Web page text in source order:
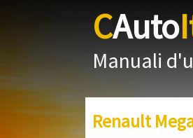
CAuto
Manuali
Renault